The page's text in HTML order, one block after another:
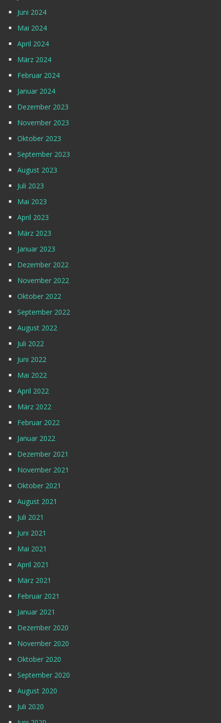
Juni 2024
Mai 2024
April 2024
März 2024
Februar 2024
Januar 2024
Dezember 2023
November 2023
Oktober 2023
September 2023
August 2023
Juli 2023
Mai 2023
April 2023
März 2023
Januar 2023
Dezember 2022
November 2022
Oktober 2022
September 2022
August 2022
Juli 2022
Juni 2022
Mai 2022
April 2022
März 2022
Februar 2022
Januar 2022
Dezember 2021
November 2021
Oktober 2021
August 2021
Juli 2021
Juni 2021
Mai 2021
April 2021
März 2021
Februar 2021
Januar 2021
Dezember 2020
November 2020
Oktober 2020
September 2020
August 2020
Juli 2020